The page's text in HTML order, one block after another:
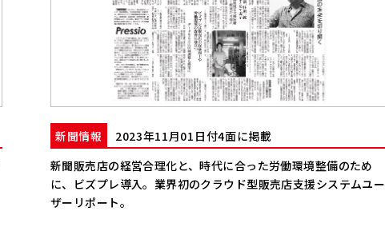
新聞情報
2023年11月01日付4面に掲載
新聞販売店の経営合理化と、時代に合った労働環境整備のため
に、ビズプレ導入。業界初のクラウド型販売店支援システムユー
ザーリポート。